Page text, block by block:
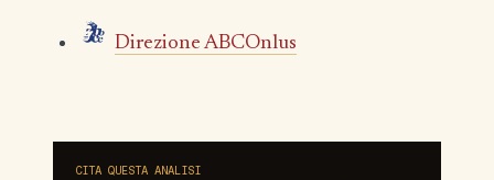
Direzione ABCOnlus
CITA QUESTA ANALISI